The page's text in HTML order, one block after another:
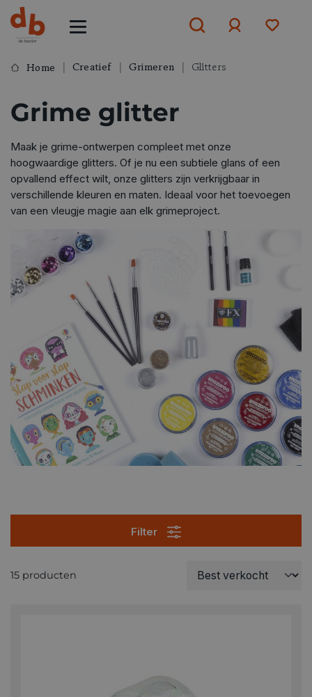
ofaanmelden
Home Creatief Grimeren Glitters
Grime glitter
Maak je grime-ontwerpen compleet met onze
hoogwaardige glitters. Of je nu een subtiele glans of een
opvallend effect wilt, onze glitters zijn verkrijgbaar in
verschillende kleuren en maten. Ideaal voor het toevoegen
van een vleugje magie aan elk grimeproject.
Filter
15 producten